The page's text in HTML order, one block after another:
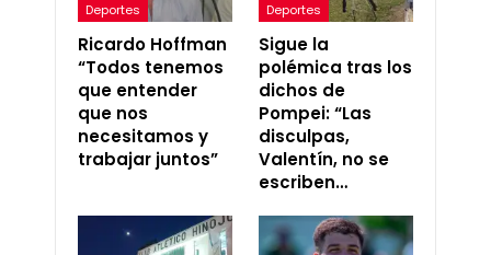
Deportes
Ricardo Hoffman
“Todos tenemos
que entender
que nos
necesitamos y
trabajar juntos”
Deportes
Sigue la
polémica tras los
dichos de
Pompei: “Las
disculpas,
Valentín, no se
escriben…